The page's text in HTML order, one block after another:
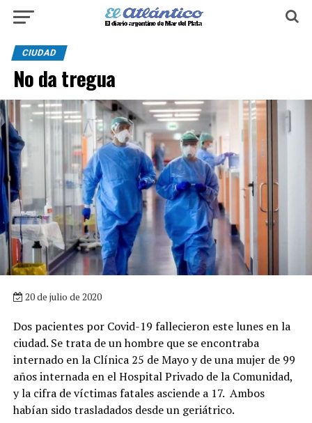
CIUDAD
No da tregua
20 de julio de 2020
Dos pacientes por Covid-19 fallecieron este lunes en la
ciudad. Se trata de un hombre que se encontraba
internado en la Clínica 25 de Mayo y de una mujer de 99
años internada en el Hospital Privado de la Comunidad,
y la cifra de víctimas fatales asciende a 17. Ambos
habían sido trasladados desde un geriátrico.